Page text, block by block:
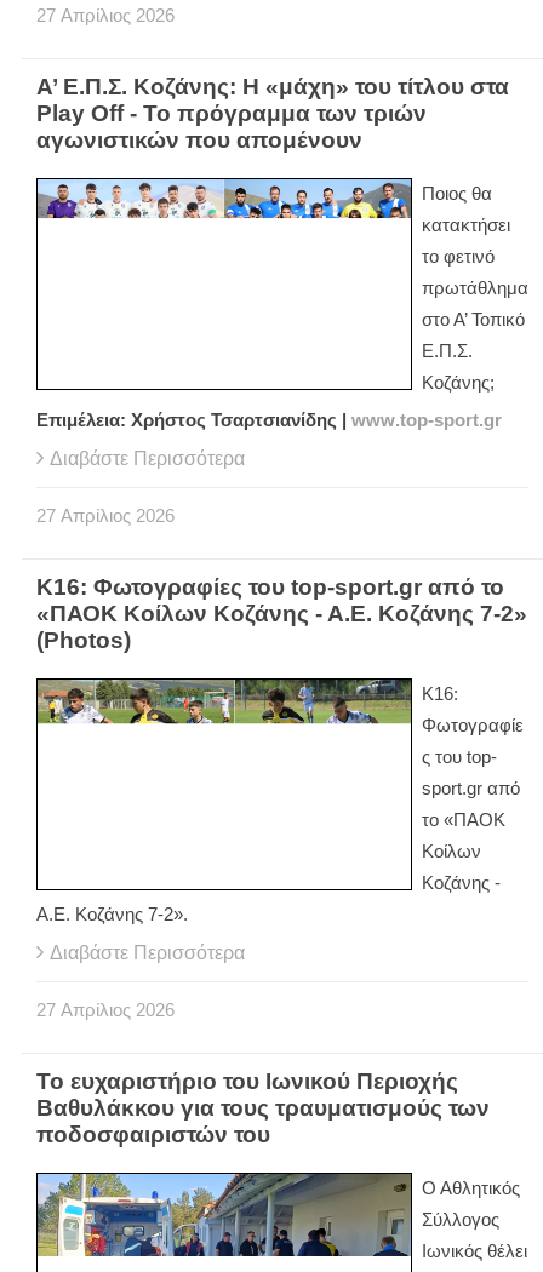
27 Απρίλιος 2026
Α’ Ε.Π.Σ. Κοζάνης: Η «μάχη» του τίτλου στα
Play Off - Το πρόγραμμα των τριών
αγωνιστικών που απομένουν
Ποιος θα
κατακτήσει
το φετινό
πρωτάθλημα
στο Α’ Τοπικό
Ε.Π.Σ.
Κοζάνης;
Επιμέλεια: Χρήστος Τσαρτσιανίδης | www.top-sport.gr
Διαβάστε Περισσότερα
27 Απρίλιος 2026
Κ16: Φωτογραφίες του top-sport.gr από το
«ΠΑΟΚ Κοίλων Κοζάνης - Α.Ε. Κοζάνης 7-2»
(Photos)
Κ16:
Φωτογραφίε
ς του top-
sport.gr από
το «ΠΑΟΚ
Κοίλων
Κοζάνης -
Α.Ε. Κοζάνης 7-2».
Διαβάστε Περισσότερα
27 Απρίλιος 2026
Το ευχαριστήριο του Ιωνικού Περιοχής
Βαθυλάκκου για τους τραυματισμούς των
ποδοσφαιριστών του
Ο Αθλητικός
Σύλλογος
Ιωνικός θέλει